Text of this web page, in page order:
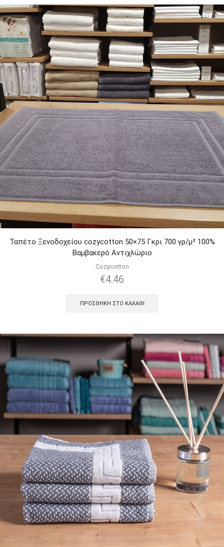
Ταπέτο Ξενοδοχείου cozycotton 50×75 Γκρι 700 γρ/μ² 100%
Βαμβακερό Αντιχλώριο
Cozycotton
€4.46
ΠΡΟΣΘΉΚΗ ΣΤΟ ΚΑΛΆΘΙ